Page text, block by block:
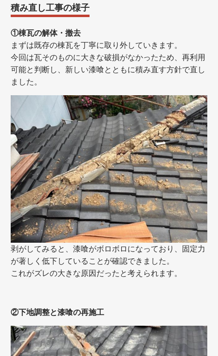
積み直し工事の様子
①棟瓦の解体・撤去
まずは既存の棟瓦を丁寧に取り外していきます。
今回は瓦そのものに大きな破損がなかったため、再利用
可能と判断し、新しい漆喰とともに積み直す方針で直し
ました。
剥がしてみると、漆喰がボロボロになっており、固定力
が著しく低下していることが確認できました。
これがズレの大きな原因だったと考えられます。
②下地調整と漆喰の再施工